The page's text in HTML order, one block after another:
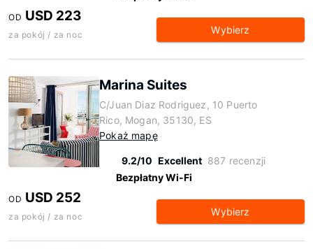
OD USD 223
za pokój / za noc Wybierz
Marina Suites
C/Juan Diaz Rodriguez, 10 Puerto
Rico, Mogan, 35130, ES
Pokaż mapę
9.2/10 Excellent 887 recenzji
Bezpłatny Wi-Fi
OD USD 252
za pokój / za noc Wybierz